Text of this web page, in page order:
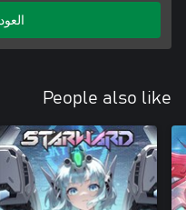
People also like